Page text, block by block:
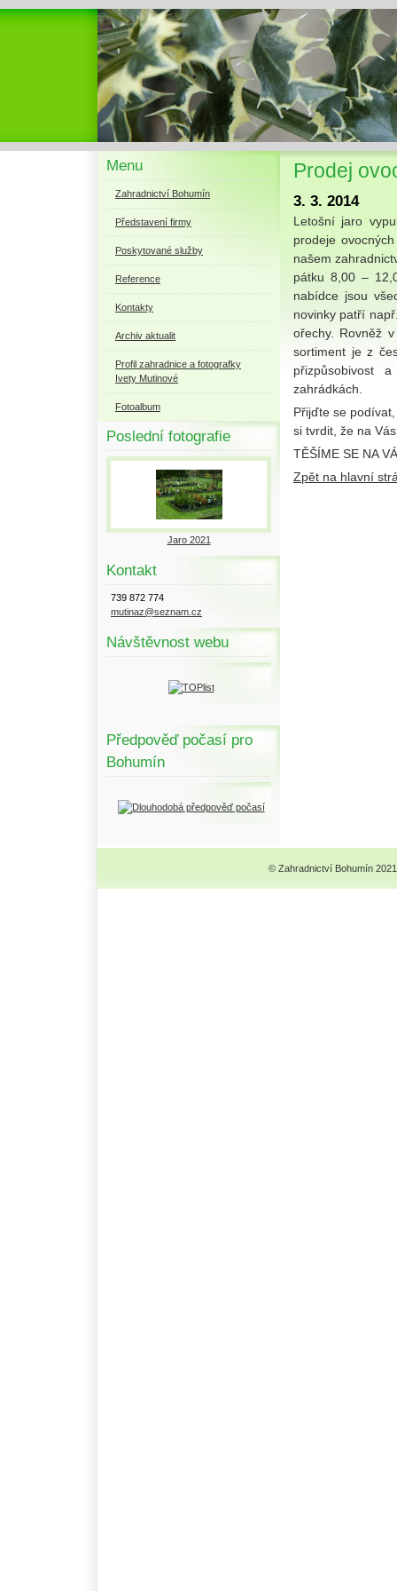
Menu
Zahradnictví Bohumín
Představení firmy
Poskytované služby
Reference
Kontakty
Archiv aktualit
Profil zahradnice a fotografky
Ivety Mutinové
Fotoalbum
Poslední fotografie
Jaro 2021
Kontakt
739 872 774
mutinaz@seznam.cz
Návštěvnost webu
Předpověď počasí pro
Bohumín
Prodej
3. 3. 2014
Letošní jaro
prodeje
našem
pátku 8,00 –
nabídce jsou
novinky patří
ořechy. Rovněž
sortiment je z
přizpůsobivost
zahrádkách.
Přijďte se
si tvrdit, že na
TĚŠÍME SE NA
Zpět na hlavní
© Zahradnictví Bohumín